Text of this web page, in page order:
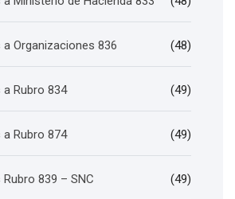
Organizaciones 836 (48)
Rubro 834 (49)
Rubro 874 (49)
839 – SNC (49)